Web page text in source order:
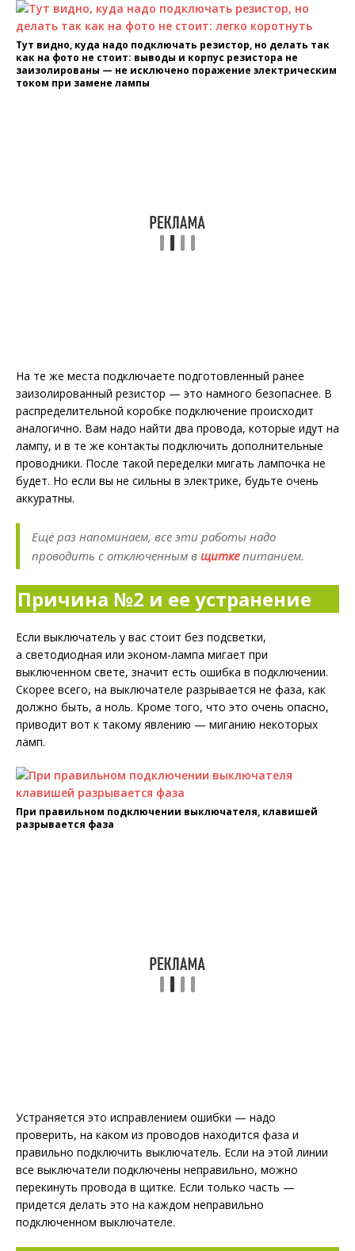
Тут видно, куда надо подключать резистор, но делать так
как на фото не стоит: выводы и корпус резистора не
заизолированы — не исключено поражение электрическим
током при замене лампы
На те же места подключаете подготовленный ранее
заизолированный резистор — это намного безопаснее. В
распределительной коробке подключение происходит
аналогично. Вам надо найти два провода, которые идут на
лампу, и в те же контакты подключить дополнительные
проводники. После такой переделки мигать лампочка не
будет. Но если вы не сильны в электрике, будьте очень
аккуратны.
Ещё раз напоминаем, все эти работы надо
проводить с отключенным в щиткепитанием.
Причина №2 и ее устранение
Если выключатель у вас стоит без подсветки,
а светодиодная или эконом-лампа мигает при
выключенном свете, значит есть ошибка в подключении.
Скорее всего, на выключателе разрывается не фаза, как
должно быть, а ноль. Кроме того, что это очень опасно,
приводит вот к такому явлению — миганию некоторых
ламп.
При правильном подключении выключателя, клавишей
разрывается фаза
Устраняется это исправлением ошибки — надо
проверить, на каком из проводов находится фаза и
правильно подключить выключатель. Если на этой линии
все выключатели подключены неправильно, можно
перекинуть провода в щитке. Если только часть —
придется делать это на каждом неправильно
подключенном выключателе.